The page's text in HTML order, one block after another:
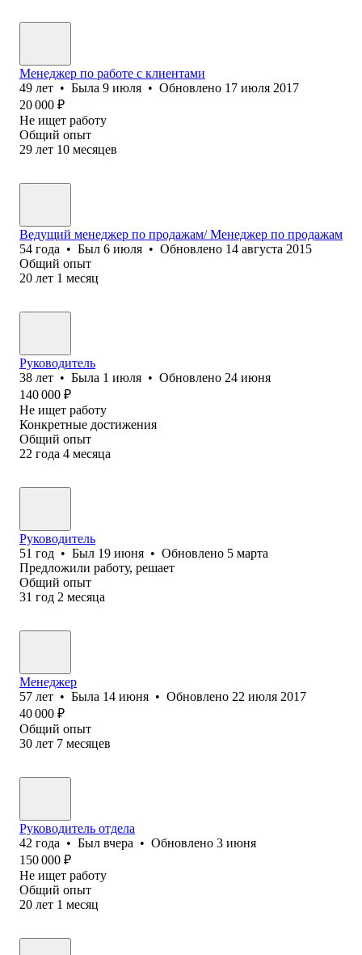
Менеджер по работе с клиентами
49 лет • Была 9 июля • Обновлено 17 июля 2017
20 000 ₽
Не ищет работу
Общий опыт
29 лет 10 месяцев
Ведущий менеджер по продажам/ Менеджер по продажам
54 года • Был 6 июля • Обновлено 14 августа 2015
Общий опыт
20 лет 1 месяц
Руководитель
38 лет • Была 1 июля • Обновлено 24 июня
140 000 ₽
Не ищет работу
Конкретные достижения
Общий опыт
22 года 4 месяца
Руководитель
51 год • Был 19 июня • Обновлено 5 марта
Предложили работу, решает
Общий опыт
31 год 2 месяца
Менеджер
57 лет • Была 14 июня • Обновлено 22 июля 2017
40 000 ₽
Общий опыт
30 лет 7 месяцев
Руководитель отдела
42 года • Был вчера • Обновлено 3 июня
150 000 ₽
Не ищет работу
Общий опыт
20 лет 1 месяц